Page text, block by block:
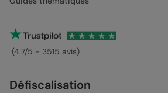
(4.7/5 - 3515 avis)
Défiscalisation